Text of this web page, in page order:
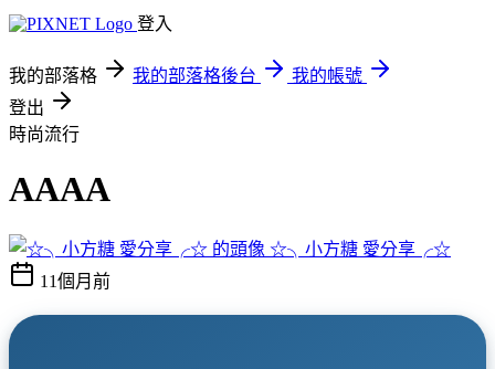
登入
我的部落格 我的部落格後台
我的帳號
登出
時尚流行
AAAA
☆╮小方糖 愛分享╭☆
11個月前